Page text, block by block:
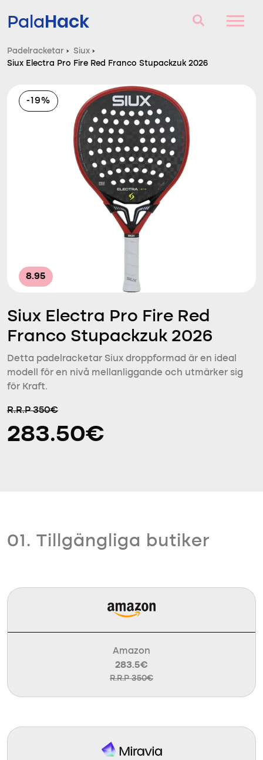
PalaHack
Padelracketar
Frågor och svar
Komparator
Padelracketar › Siux ›
Siux Electra Pro Fire Red Franco Stupackzuk 2026
-19%
8.95
Siux Electra Pro Fire Red
Franco Stupackzuk 2026
Detta padelracketar Siux droppformad är en ideal
modell för en nivå mellanliggande och utmärker sig
för Kraft.
R.R.P 350€
283.50€
01. Tillgängliga butiker
Amazon
283.5€
R.R.P 350€